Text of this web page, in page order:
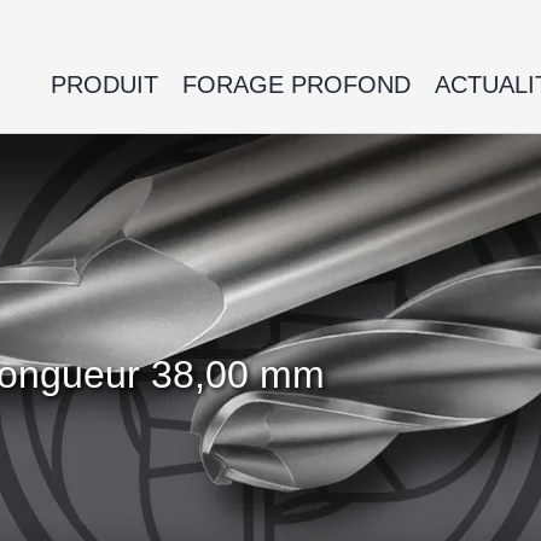
PRODUIT FORAGE PROFOND
38,00 mm